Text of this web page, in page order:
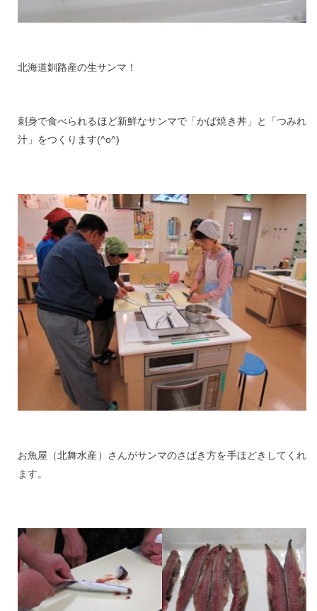
北海道釧路産の生サンマ！
刺身で食べられるほど新鮮なサンマで「かば焼き丼」と「つみれ
汁」をつくります(^o^)
お魚屋（北舞水産）さんがサンマのさばき方を手ほどきしてくれ
ます。